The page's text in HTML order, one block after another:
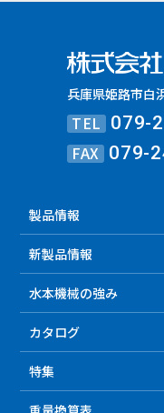
兵庫県姫路市白
TEL 079-
FAX 079-
製品情報
新製品情報
水本機械の強み
カタログ
特集